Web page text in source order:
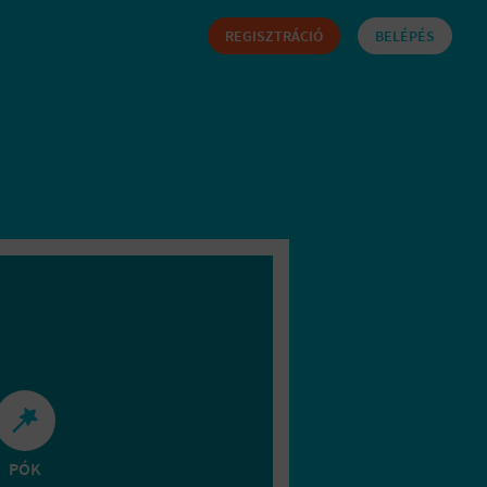
BELÉPÉS
REGISZTRÁCIÓ
PÓK